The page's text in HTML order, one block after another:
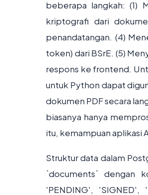
beberapa langkah: (1)
kriptografi dari
penandatangan. (4)
token) dari BSrE. (5)
respons ke frontend.
untuk Python dapat
dokumen PDF secara
biasanya hanya
itu, kemampuan aplikasi
Struktur data dalam
`documents` dengan
'PENDING', 'SIGNED',